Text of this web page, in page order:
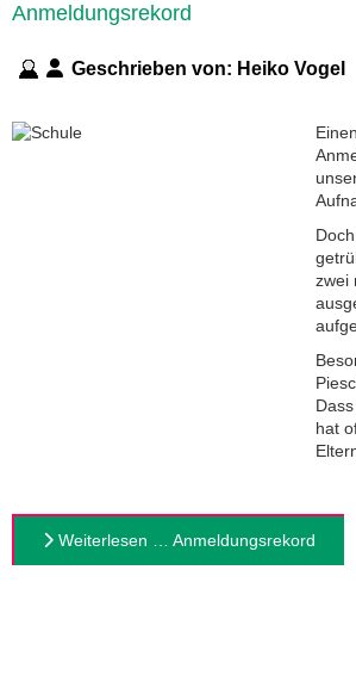
Anmeldungsrekord
Geschrieben von: Heiko Vogel
zwei
hat
Weiterlesen … Anmeldungsrekord